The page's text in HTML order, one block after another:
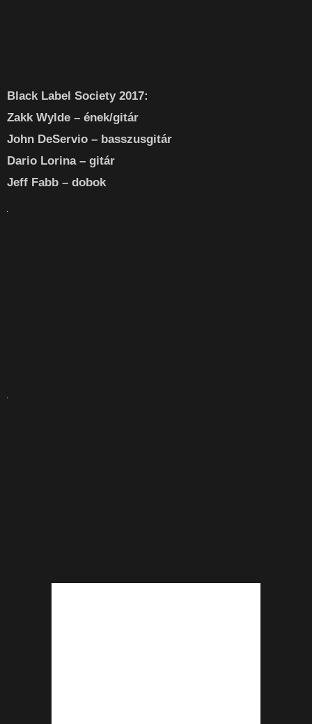
Black Label Society 2017:
Zakk Wylde – ének/gitár
John DeServio – basszusgitár
Dario Lorina – gitár
Jeff Fabb – dobok